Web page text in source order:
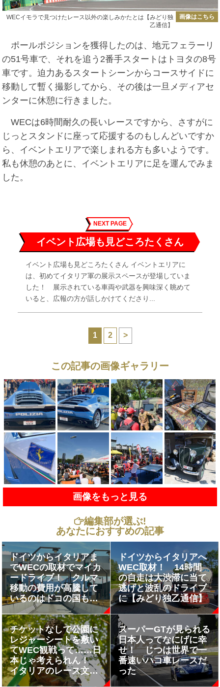
WECイモラで見つけたレース以外の楽しみかたとは【みどり独
乙通信】
画像はこちら
ポールポジションを獲得したのは、地元フェラーリ
の51号車で、それを追う2番手スタートはトヨタの8号
車です。迫力あるスタートシーンからコースサイドに
移動して暫く撮影してから、その後は一旦メディアセ
ンターに休憩に行きました。
WECは6時間耐久の長いレースですから、さすがに
じっとスタンドに座って応援するのもしんどいですか
ら、イベントエリアで楽しまれる方も多いようです。
私も休憩のあとに、イベントエリアに足を運んでみま
した。
NEXT PAGE
イベント広場も見どころたくさん
イベント広場も見どころたくさん イベントエリアに
は、初めてイタリア軍の展示スペースが登場していま
した！ 展示されている車両や武器を興味深く眺めて
いると、広報の方が話しかけてくださり...
1 2 >
この記事の画像ギャラリー
画像をもっと見る
編集部が選ぶ!
あなたにおすすめの記事
ドイツからイタリアま
でWECの取材でマイカ
ードライブ！ クルマ
移動の費用が高騰して
いるのはドコの国も同
じだった【みどり独乙
通信】
ドイツからイタリアへ
WEC取材！ 14時間
の自走は大渋滞に当て
逃げと波乱のドライブ
に【みどり独乙通信】
チケットなしで公園に
レジャーシートを敷い
てWEC観戦って……日
本じゃ考えられん！
イタリアのレース文化
に敬礼!! 【みどり独乙
スーパーGTが見られる
日本人ってなにげに幸
せ！ じつは世界で一
番速いハコ車レースだ
った